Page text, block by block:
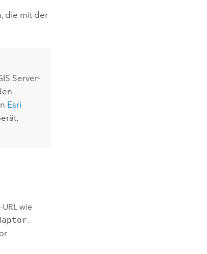
die mit der
Server-
Esri
wie
.